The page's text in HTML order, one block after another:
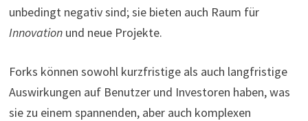
unbedingt negativ sind; sie bieten auch Raum für
Innovationund neue Projekte.
Forks können sowohl kurzfristige als auch langfristige
Auswirkungen auf Benutzer und Investoren haben, was
sie zu einem spannenden, aber auch komplexen